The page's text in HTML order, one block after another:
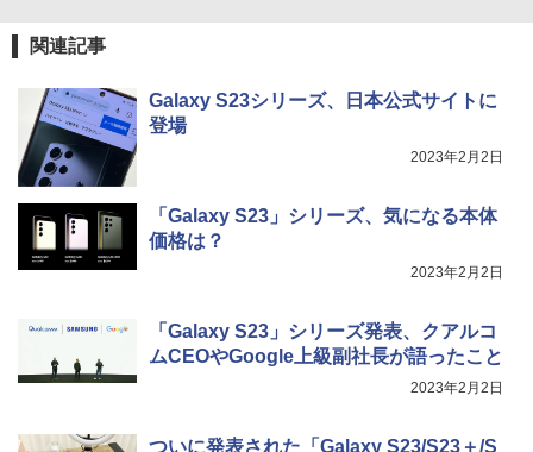
関連記事
Galaxy S23シリーズ、日本公式サイトに
登場
2023年2月2日
「Galaxy S23」シリーズ、気になる本体
価格は？
2023年2月2日
「Galaxy S23」シリーズ発表、クアルコ
ムCEOやGoogle上級副社長が語ったこと
2023年2月2日
ついに発表された「Galaxy S23/S23＋/S